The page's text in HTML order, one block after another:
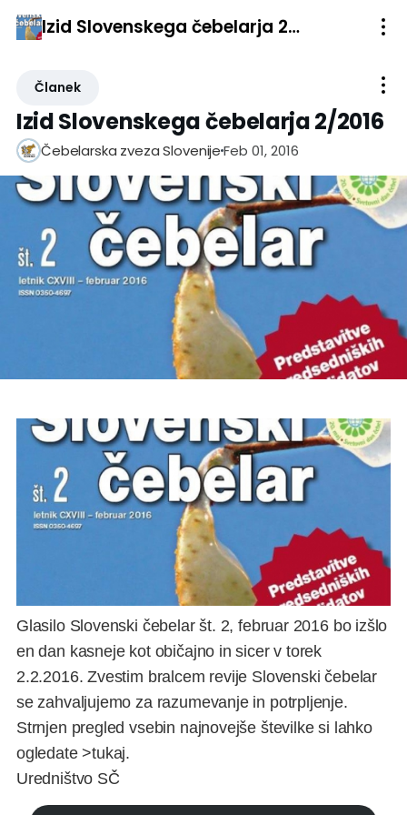
Izid Slovenskega čebelarja 2/2016
Članek
Izid Slovenskega čebelarja 2/2016
Čebelarska zveza SlovenijeFeb 01, 2016
Glasilo Slovenski čebelar št. 2, februar 2016 bo izšlo
en dan kasneje kot običajno in sicer v torek
2.2.2016. Zvestim bralcem revije Slovenski čebelar
se zahvaljujemo za razumevanje in potrpljenje.
Strnjen pregled vsebin najnovejše številke si lahko
ogledate >tukaj.
Uredništvo SČ